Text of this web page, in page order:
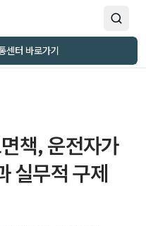
센터 바로가기
책, 운전자가
실무적 구제